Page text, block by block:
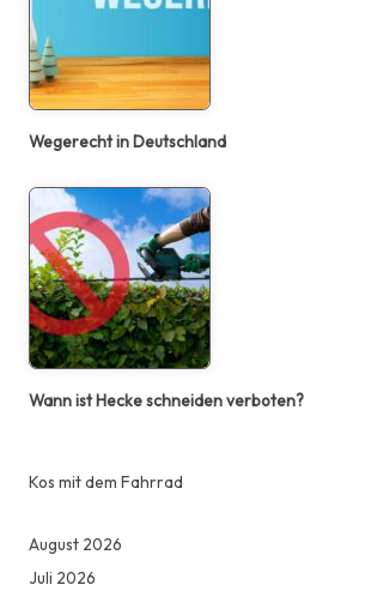
Wegerecht in Deutschland
Wann ist Hecke schneiden verboten?
Kos mit dem Fahrrad
August 2026
Juli 2026